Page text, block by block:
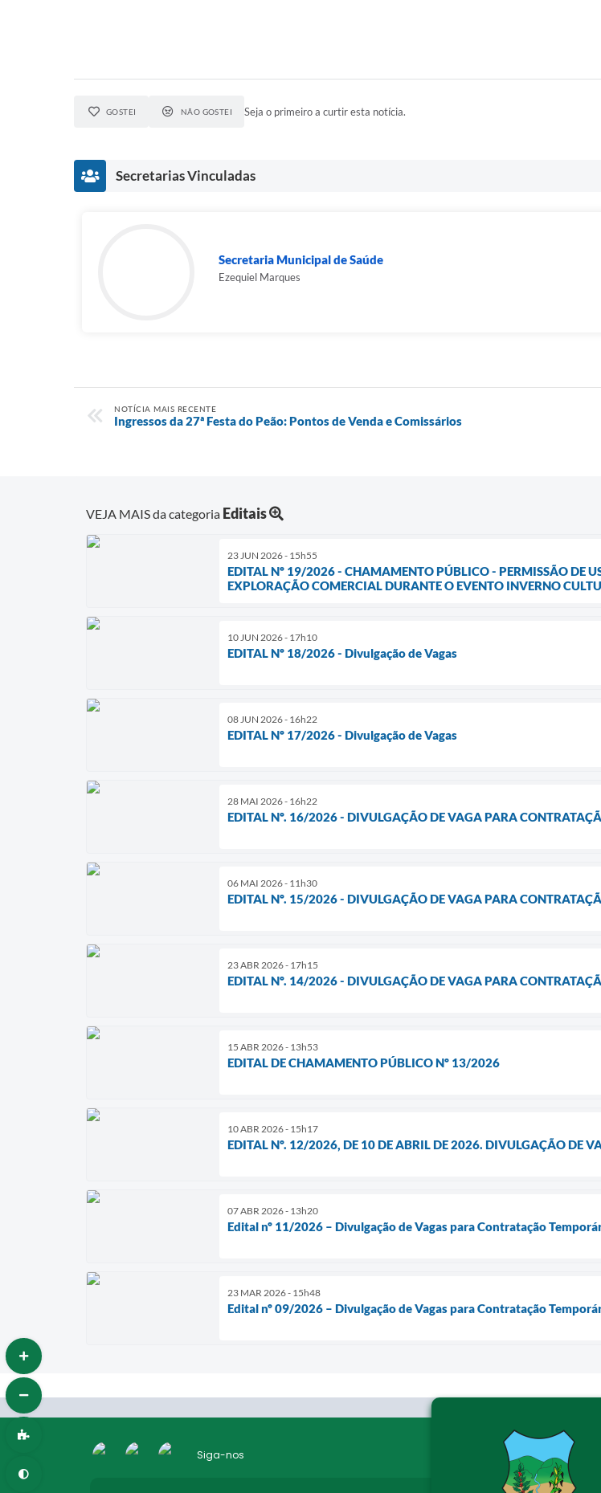
GOSTEI NÃO GOSTEI Seja o primeiro a curtir esta notícia.
Secretarias Vinculadas
Secretaria Municipal de Saúde
Ezequiel Marques
NOTÍCIA MAIS RECENTE
Ingressos da 27ª Festa do Peão: Pontos de Venda e Comissários
VEJA MAIS da categoria Editais
23 JUN 2026 - 15h55
EDITAL Nº 19/2026 - CHAMAMENTO PÚBLICO - PERMISSÃO DE
EXPLORAÇÃO COMERCIAL DURANTE O EVENTO INVERNO
10 JUN 2026 - 17h10
EDITAL Nº 18/2026 - Divulgação de Vagas
08 JUN 2026 - 16h22
EDITAL Nº 17/2026 - Divulgação de Vagas
28 MAI 2026 - 16h22
EDITAL Nº. 16/2026 - DIVULGAÇÃO DE VAGA PARA
06 MAI 2026 - 11h30
EDITAL Nº. 15/2026 - DIVULGAÇÃO DE VAGA PARA
23 ABR 2026 - 17h15
EDITAL Nº. 14/2026 - DIVULGAÇÃO DE VAGA PARA
15 ABR 2026 - 13h53
EDITAL DE CHAMAMENTO PÚBLICO Nº 13/2026
10 ABR 2026 - 15h17
EDITAL Nº. 12/2026, DE 10 DE ABRIL DE 2026. DIVULGAÇÃO DE
07 ABR 2026 - 13h20
Edital nº 11/2026 – Divulgação de Vagas para Contratação
23 MAR 2026 - 15h48
Edital nº 09/2026 – Divulgação de Vagas para Contratação
Siga-nos